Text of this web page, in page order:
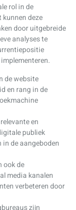
rol in de
deze
door uitgebreide
analyses te
de website
en rang in de
en
publiek
in de aangeboden
ook de
media kanalen
verbeteren door
zijn